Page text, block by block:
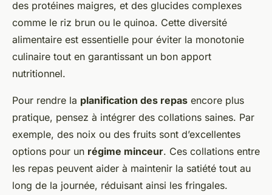
des protéines maigres, et des glucides complexes
comme le riz brun ou le quinoa. Cette diversité
alimentaire est essentielle pour éviter la monotonie
culinaire tout en garantissant un bon apport
nutritionnel.
Pour rendre la planification des repas encore plus
pratique, pensez à intégrer des collations saines. Par
exemple, des noix ou des fruits sont d’excellentes
options pour un régime minceur. Ces collations entre
les repas peuvent aider à maintenir la satiété tout au
long de la journée, réduisant ainsi les fringales.